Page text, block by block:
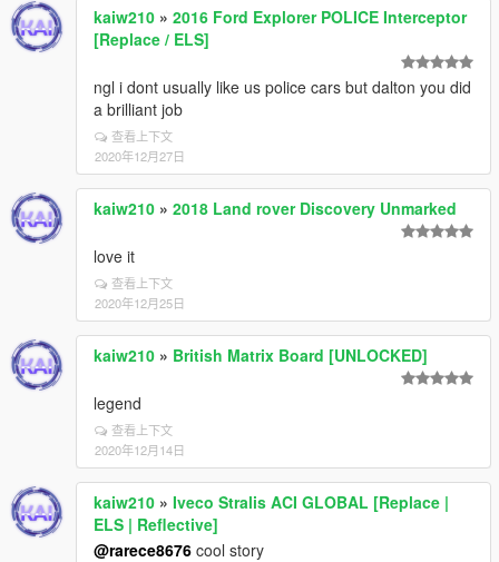
kaiw210 » 2016 Ford Explorer POLICE Interceptor
[Replace / ELS]
ngl i dont usually like us police cars but dalton you did
a brilliant job
查看上下文
2020年12月27日
kaiw210 » 2018 Land rover Discovery Unmarked
love it
查看上下文
2020年12月25日
kaiw210 » British Matrix Board [UNLOCKED]
legend
查看上下文
2020年12月14日
kaiw210 » Iveco Stralis ACI GLOBAL [Replace |
ELS | Reflective]
@rarece8676 cool story